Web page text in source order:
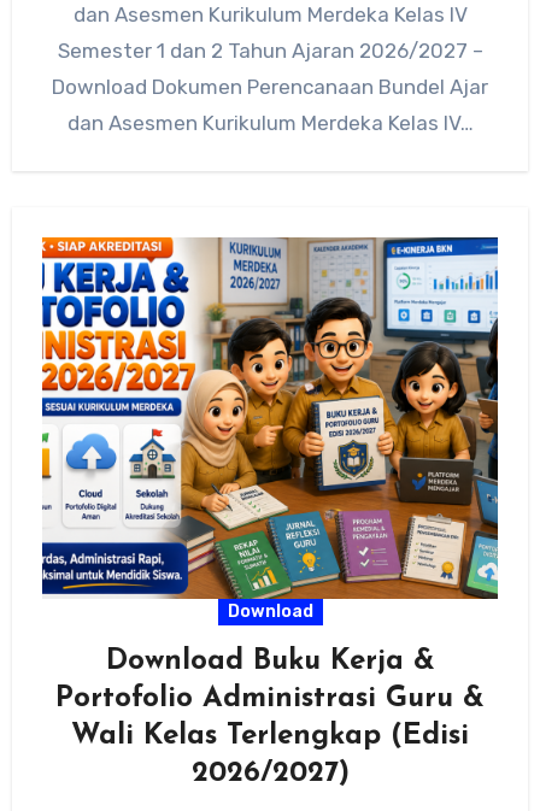
dan Asesmen Kurikulum Merdeka Kelas IV
Semester 1 dan 2 Tahun Ajaran 2026/2027 –
Download Dokumen Perencanaan Bundel Ajar
dan Asesmen Kurikulum Merdeka Kelas IV…
Download
Download Buku Kerja &
Portofolio Administrasi Guru &
Wali Kelas Terlengkap (Edisi
2026/2027)